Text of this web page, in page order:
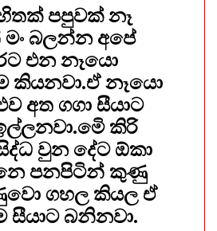
පපුවක් නෑ
බලන්න අපේ
එන නෑයො
කියනවා.ඒ නෑයො
අත ගගා සීයාට
කිරි
වුන දේට ඕකා
පනපිටින් කුණු
ගහල කියල ඒ
සීයාට බනිනවා.